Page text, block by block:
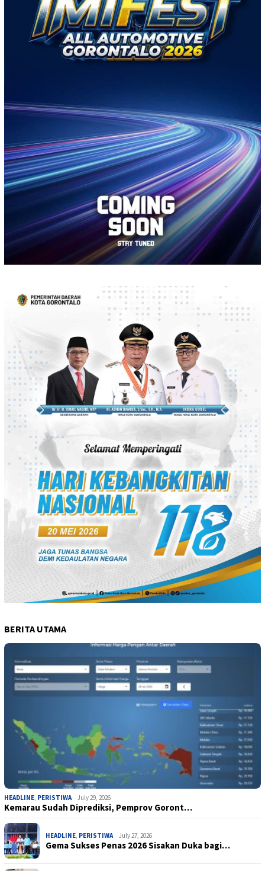
BERITA UTAMA
HEADLINE, PERISTIWA July 29, 2026
Kemarau Sudah Diprediksi, Pemprov Goront…
HEADLINE, PERISTIWA July 27, 2026
Gema Sukses Penas 2026 Sisakan Duka bagi…